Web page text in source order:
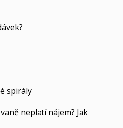
spirály
neplatí nájem? Jak